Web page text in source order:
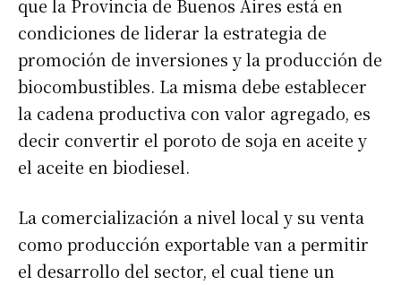
que la Provincia de Buenos Aires está en
condiciones de liderar la estrategia de
promoción de inversiones y la producción de
biocombustibles. La misma debe establecer
la cadena productiva con valor agregado, es
decir convertir el poroto de soja en aceite y
el aceite en biodiesel.
La comercialización a nivel local y su venta
como producción exportable van a permitir
el desarrollo del sector, el cual tiene un